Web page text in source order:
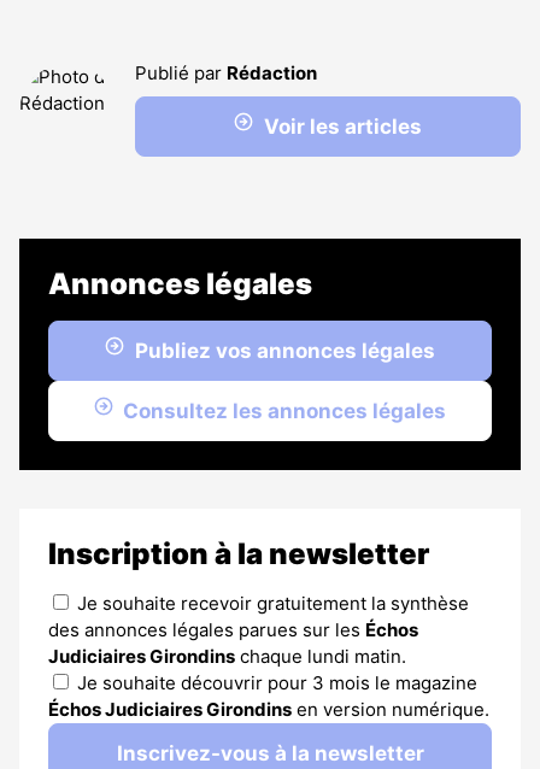
Publié par Rédaction
Voir les articles
Annonces légales
Publiez vos annonces légales
Consultez les annonces légales
Inscription à la newsletter
Je souhaite recevoir gratuitement la synthèse
des annonces légales parues sur les Échos
Judiciaires Girondins chaque lundi matin.
Je souhaite découvrir pour 3 mois le magazine
Échos Judiciaires Girondins en version numérique.
Inscrivez-vous à la newsletter